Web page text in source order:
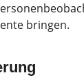
bringen.